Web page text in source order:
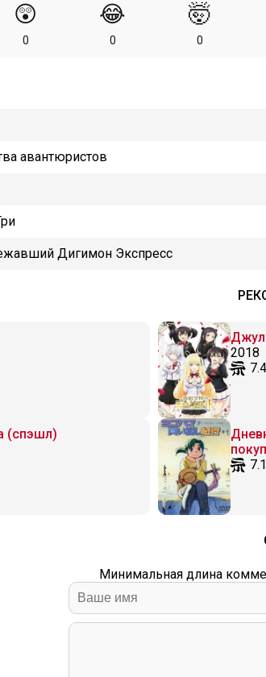
😲
0
😂
0
🤯
0
авантюристов
Дигимон Экспресс
2018
(спэшл)
Минимальная длина